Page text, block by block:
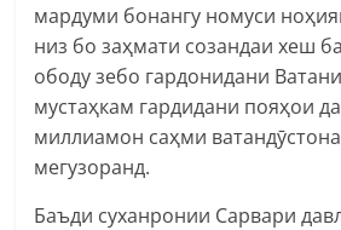
мардуми бонангу номуси
низ бо заҳмати созандаи хеш
ободу зебо гардонидани
мустаҳкам гардидани пояҳои
миллиамон саҳми
мегузоранд.
Баъди суханронии Сарвари